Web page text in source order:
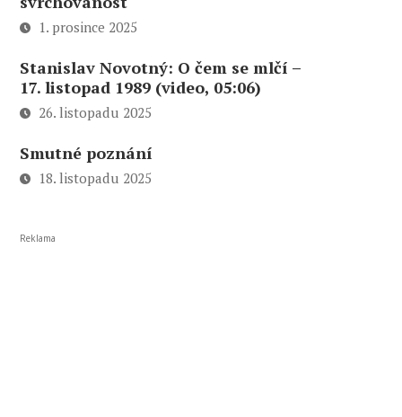
1. prosince 2025
Stanislav Novotný: O čem se mlčí –
17. listopad 1989 (video, 05:06)
26. listopadu 2025
Smutné poznání
18. listopadu 2025
Reklama